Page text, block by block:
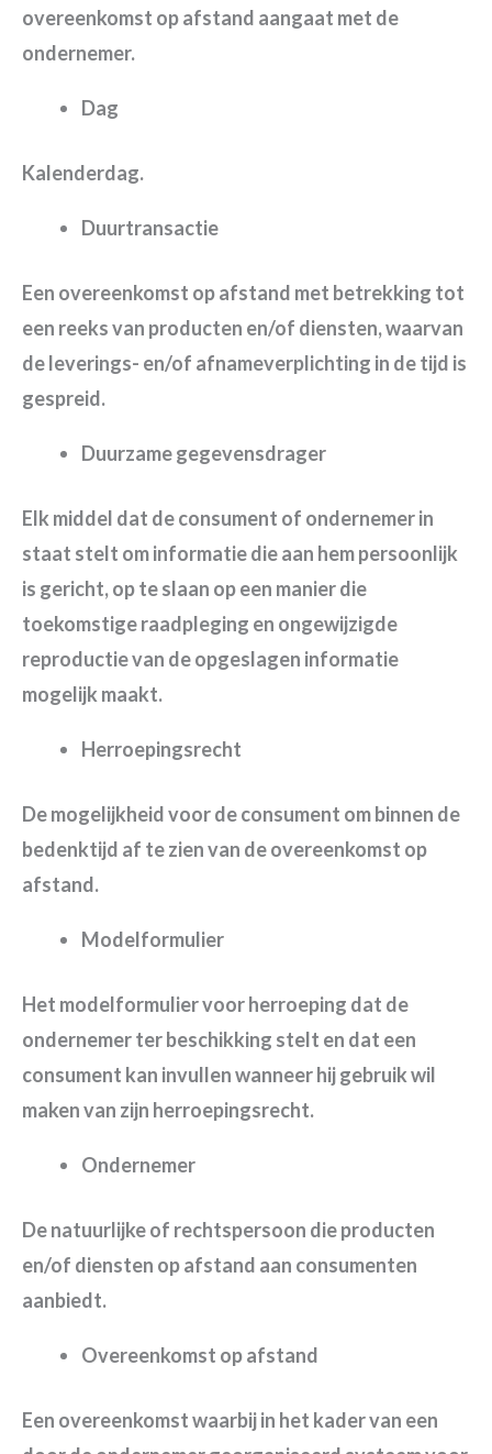
overeenkomst op afstand aangaat met de
ondernemer.
Dag
Kalenderdag.
Duurtransactie
Een overeenkomst op afstand met betrekking tot
een reeks van producten en/of diensten, waarvan
de leverings- en/of afnameverplichting in de tijd is
gespreid.
Duurzame gegevensdrager
Elk middel dat de consument of ondernemer in
staat stelt om informatie die aan hem persoonlijk
is gericht, op te slaan op een manier die
toekomstige raadpleging en ongewijzigde
reproductie van de opgeslagen informatie
mogelijk maakt.
Herroepingsrecht
De mogelijkheid voor de consument om binnen de
bedenktijd af te zien van de overeenkomst op
afstand.
Modelformulier
Het modelformulier voor herroeping dat de
ondernemer ter beschikking stelt en dat een
consument kan invullen wanneer hij gebruik wil
maken van zijn herroepingsrecht.
Ondernemer
De natuurlijke of rechtspersoon die producten
en/of diensten op afstand aan consumenten
aanbiedt.
Overeenkomst op afstand
Een overeenkomst waarbij in het kader van een